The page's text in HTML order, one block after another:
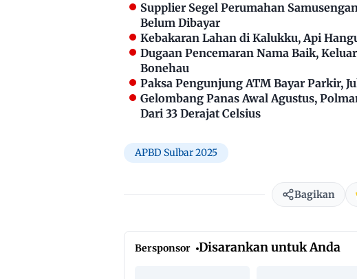
Supplier Segel Perumahan
Belum Dibayar
Kebakaran Lahan di Kalukku, Api
Dugaan Pencemaran Nama Baik,
Bonehau
Paksa Pengunjung ATM Bayar Parkir,
Gelombang Panas Awal Agustus,
Dari 33 Derajat Celsius
APBD Sulbar 2025
Bagikan
Bersponsor Disarankan untuk Anda